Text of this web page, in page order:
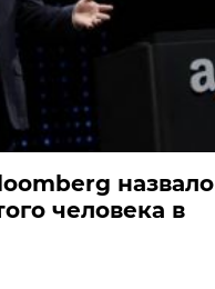
назвало
человека в